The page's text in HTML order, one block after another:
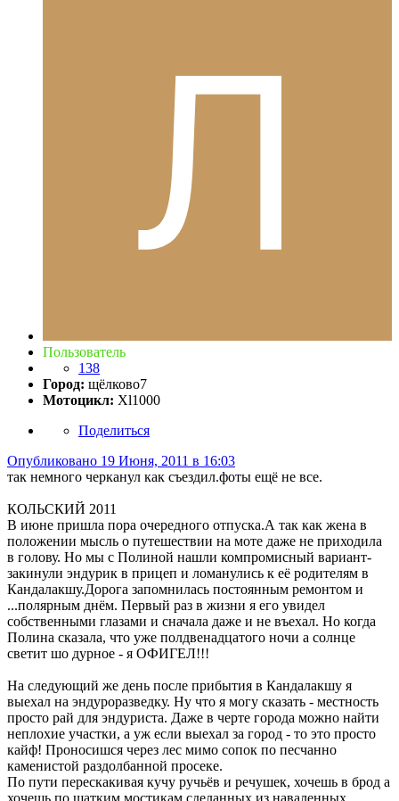
Пользователь
138
Город: щёлково7
Мотоцикл: Xl1000
Поделиться
Опубликовано 19 Июня, 2011 в 16:03
так немного черканул как съездил.фоты ещё не все.
КОЛЬСКИЙ 2011
В июне пришла пора очередного отпуска.А так как жена в
положении мысль о путешествии на моте даже не приходила
в голову. Но мы с Полиной нашли компромисный вариант-
закинули эндурик в прицеп и ломанулись к её родителям в
Кандалакшу.Дорога запомнилась постоянным ремонтом и
...полярным днём. Первый раз в жизни я его увидел
собственными глазами и сначала даже и не въехал. Но когда
Полина сказала, что уже полдвенадцатого ночи а солнце
светит шо дурное - я ОФИГЕЛ!!!
На следующий же день после прибытия в Кандалакшу я
выехал на эндуроразведку. Ну что я могу сказать - местность
просто рай для эндуриста. Даже в черте города можно найти
неплохие участки, а уж если выехал за город - то это просто
кайф! Проносишся через лес мимо сопок по песчанно
каменистой раздолбанной просеке.
По пути перескакивая кучу ручьёв и речушек, хочешь в брод а
хочешь по шатким мостикам сделанных из наваленных